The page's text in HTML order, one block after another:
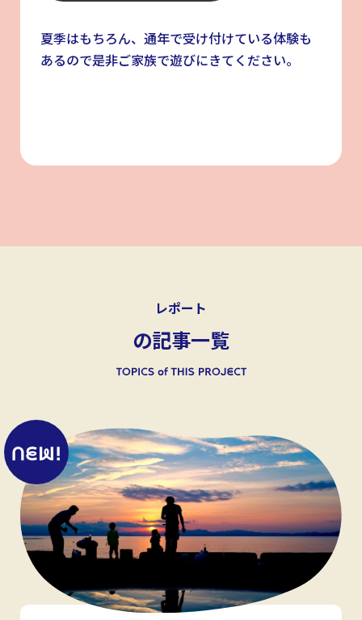
夏季はもちろん、通年で受け付けている体験も
あるので是非ご家族で遊びにきてください。
レポート
の記事一覧